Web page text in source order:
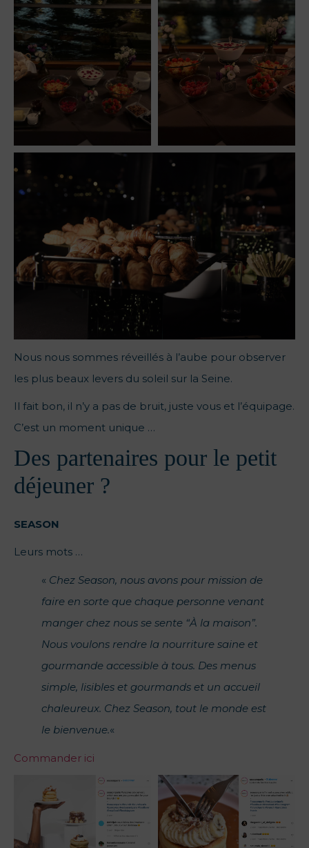
Nous nous sommes réveillés à l’aube pour observer
les plus beaux levers du soleil sur la Seine.
Il fait bon, il n’y a pas de bruit, juste vous et l’équipage.
C’est un moment unique …
Des partenaires pour le petit
déjeuner ?
SEASON
Leurs mots …
« Chez Season, nous avons pour mission de
faire en sorte que chaque personne venant
manger chez nous se sente “À la maison”.
Nous voulons rendre la nourriture saine et
gourmande accessible à tous. Des menus
simple, lisibles et gourmands et un accueil
chaleureux. Chez Season, tout le monde est
le bienvenue.«
Commander ici